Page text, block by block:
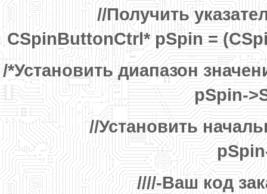
//Получить
CSpinButtonCtrl* pSpin =
/*Установить диапазон
pSpin-
//Установить
////-Ваш код